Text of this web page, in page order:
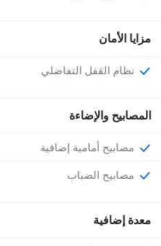
مزايا الأمان
نظام القفل التفاضلي
المصابيح والإضاءة
مصابيح أمامية إضافية
مصابيح الضباب
معدة إضافية